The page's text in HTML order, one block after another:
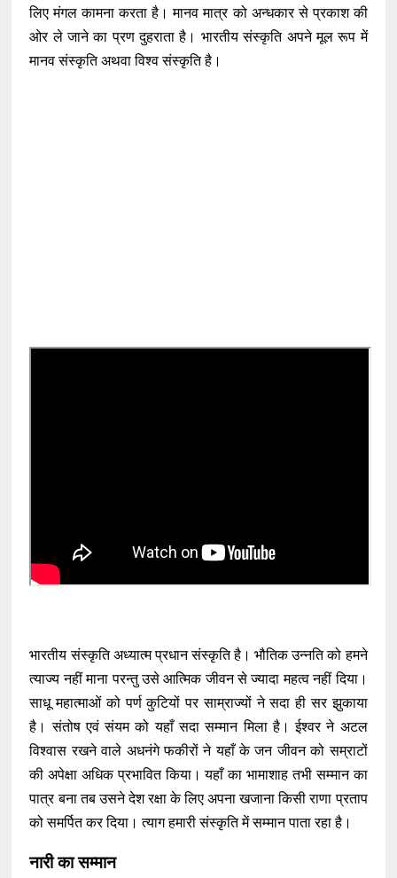
लिए मंगल कामना करता है। मानव मात्र को अन्धकार से प्रकाश की
ओर ले जाने का प्रण दुहराता है। भारतीय संस्कृति अपने मूल रूप में
मानव संस्कृति अथवा विश्व संस्कृति है।
भारतीय संस्कृति अध्यात्म प्रधान संस्कृति है। भौतिक उन्नति को हमने
त्याज्य नहीं माना परन्तु उसे आत्मिक जीवन से ज्यादा महत्व नहीं दिया।
साधू महात्माओं को पर्ण कुटियों पर साम्राज्यों ने सदा ही सर झुकाया
है। संतोष एवं संयम को यहाँ सदा सम्मान मिला है। ईश्वर ने अटल
विश्वास रखने वाले अधनंगे फकीरों ने यहाँ के जन जीवन को सम्राटों
की अपेक्षा अधिक प्रभावित किया। यहाँ का भामाशाह तभी सम्मान का
पात्र बना तब उसने देश रक्षा के लिए अपना खजाना किसी राणा प्रताप
को समर्पित कर दिया। त्याग हमारी संस्कृति में सम्मान पाता रहा है।
नारी का सम्मान